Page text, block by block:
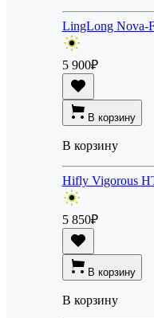
LingLong Nova-
5 900₽
В корзину
В корзину
Hifly Vigorous
5 850₽
В корзину
В корзину